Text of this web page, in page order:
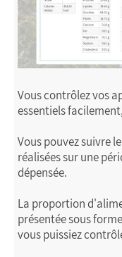
Vous contrôlez vos
essentiels
Vous pouvez suivre
réalisées sur une
dépensée.
La proportion
présentée sous
vous puissiez